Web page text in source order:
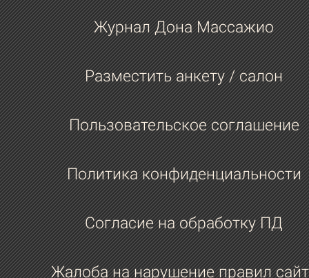
Журнал Дона Массажио
Разместить анкету / салон
Пользовательское соглашение
Политика конфиденциальности
Согласие на обработку ПД
Жалоба на нарушение правил